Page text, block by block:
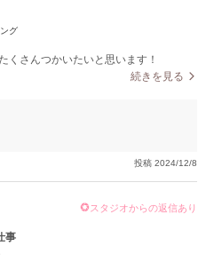
グ
くさんつかいたいと思います！
続きを見る
投稿 2024/12/8
スタジオからの返信あり
事